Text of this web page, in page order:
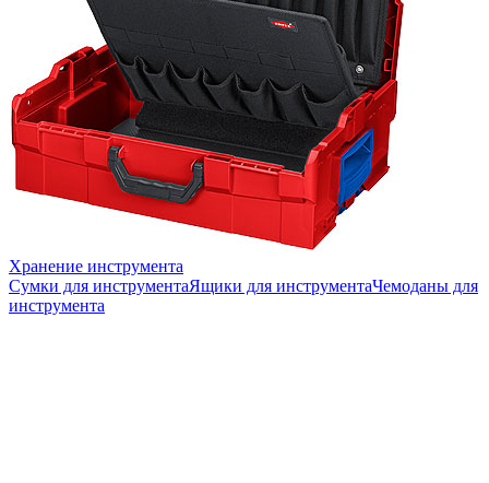
Хранение инструмента
Сумки для инструментаЯщики для инструментаЧемоданы для
инструмента